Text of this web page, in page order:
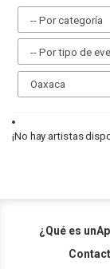
¡No hay artistas
¿Qué es